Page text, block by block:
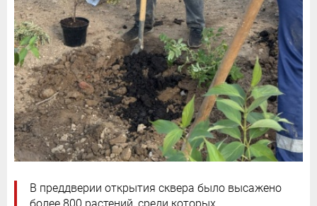
В преддверии открытия сквера было высажено